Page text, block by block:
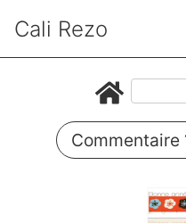
Cali Rezo
Commentaire